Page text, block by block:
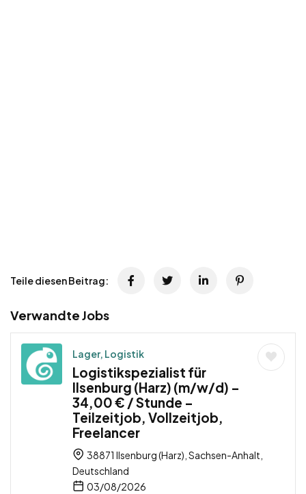
Teile diesen Beitrag:
Verwandte Jobs
Lager, Logistik
Logistikspezialist für
Ilsenburg (Harz) (m/w/d) –
34,00 € / Stunde –
Teilzeitjob, Vollzeitjob,
Freelancer
38871 Ilsenburg (Harz), Sachsen-Anhalt,
Deutschland
03/08/2026